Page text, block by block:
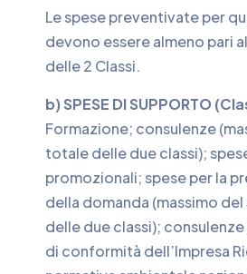
Le spese preventivate per
devono essere almeno pari
delle 2 Classi.
b) SPESE DI SUPPORTO
Formazione; consulenze
totale delle due classi);
promozionali; spese per la
della domanda (massimo
delle due classi);
di conformità dell’Impresa